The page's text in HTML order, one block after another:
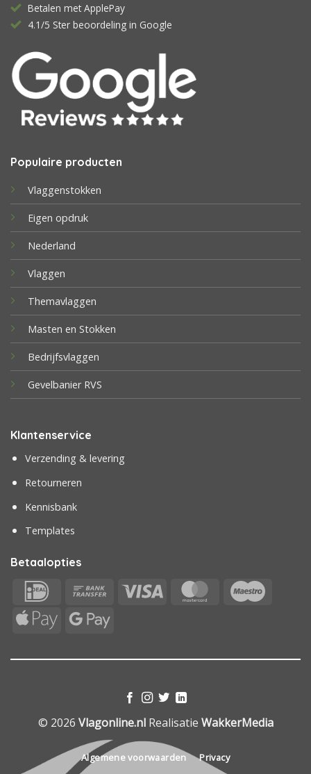
Betalen met ApplePay
4.1/5 Ster beoordeling in Google
Populaire producten
Vlaggenstokken
Eigen opdruk
Nederland
Vlaggen
Themavlaggen
Masten en Stokken
Bedrijfsvlaggen
Gevelbanier RVS
Klantenservice
Verzending & levering
Retourneren
Kennisbank
Templates
Betaalopties
IDeal
Bank
Visa MasterCard
Apple
Google
© 2026 Vlagonline.nlRealisatie WakkerMedia
Algemene voorwaarden Privacy